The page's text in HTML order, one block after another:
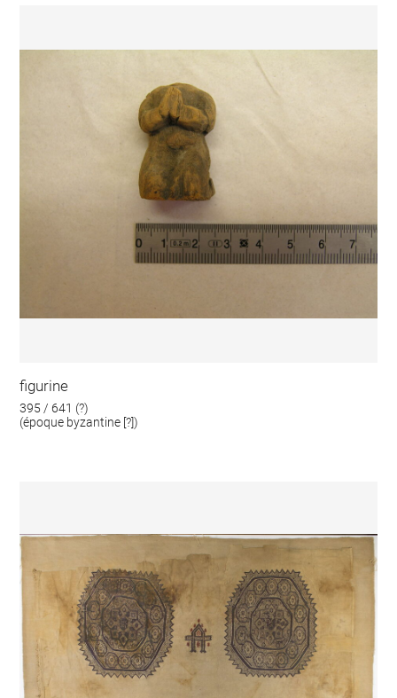
figurine
395 / 641 (?)
(époque byzantine [?])